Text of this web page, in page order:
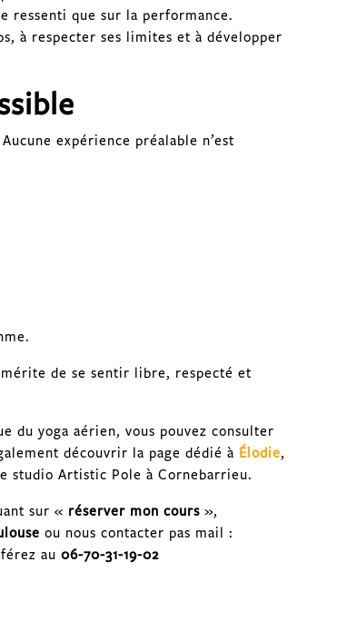
ressenti que sur la performance.
à respecter ses limites et à développer
expérience préalable n’est
de se sentir libre, respecté et
du yoga aérien, vous pouvez consulter
découvrir la page dédié à Élodie,
studio Artistic Pole à Cornebarrieu.
sur « réserver mon cours »,
ou nous contacter pas mail :
au 06-70-31-19-02